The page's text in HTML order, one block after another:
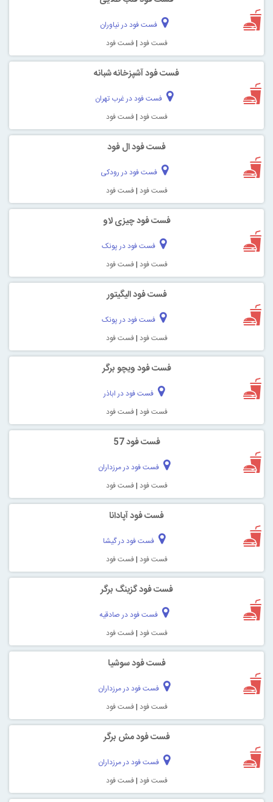
فست فود در نیاوران
فست فود |فست فود
فست فود آشپزخانه شبانه
فست فود در غرب تهران
فست فود |فست فود
فست فود ال فود
فست فود در رودکی
فست فود |فست فود
فست فود چیزی لاو
فست فود در پونک
فست فود |فست فود
فست فود الیگیتور
فست فود در پونک
فست فود |فست فود
فست فود ویچو برگر
فست فود در اباذر
فست فود |فست فود
فست فود 57
فست فود در مرزداران
فست فود |فست فود
فست فود آپادانا
فست فود در گیشا
فست فود |فست فود
فست فود گزینگ برگر
فست فود در صادقیه
فست فود |فست فود
فست فود سوشیا
فست فود در مرزداران
فست فود |فست فود
فست فود مش برگر
فست فود در مرزداران
فست فود |فست فود